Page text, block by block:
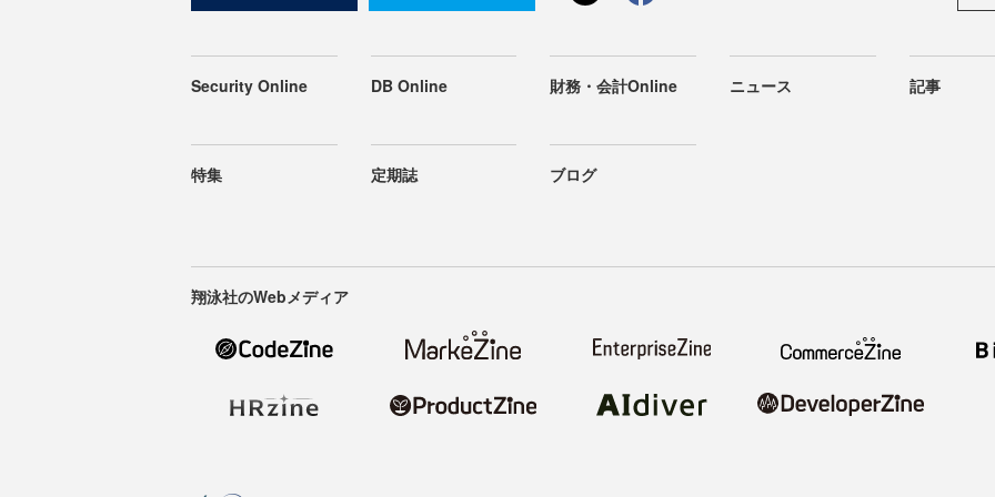
Security Online DB Online 財務・会計Online ニュース 記事
特集 定期誌 ブログ
翔泳社のWebメディア